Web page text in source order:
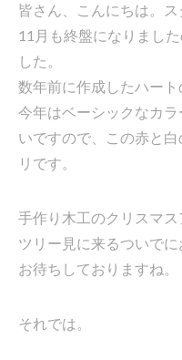
皆さん、こんにちは。ス
11月も終盤になりまし
した。
数年前に作成したハート
今年はベーシックなカ
いですので、この赤と
リです。
手作り木工のクリスマス
ツリー見に来るついでに
お待ちしておりますね。
それでは。